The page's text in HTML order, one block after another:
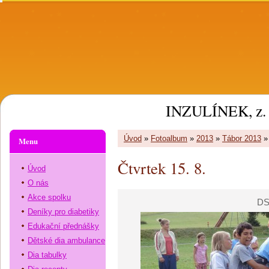
INZULÍNEK, z.
Úvod » Fotoalbum » 2013 » Tábor 2013
Čtvrtek 15. 8.
Menu
Úvod
O nás
Akce spolku
Deníky pro diabetiky
Edukační přednášky
Dětské dia ambulance
Dia tabulky